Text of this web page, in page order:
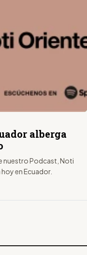
alberga
nuestro Podcast, Noti
en Ecuador.